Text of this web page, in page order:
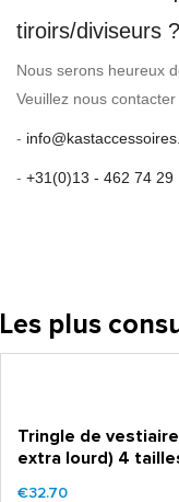
tiroirs/diviseurs ?
Nous serons heureux
Veuillez nous
-
- +31(0)13 - 462 74 29
Les plus
Tringle de
extra lourd) 4
€32.70